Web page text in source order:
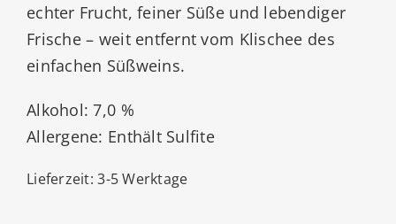
echter Frucht, feiner Süße und lebendiger
Frische – weit entfernt vom Klischee des
einfachen Süßweins.
Alkohol: 7,0 %
Allergene: Enthält Sulfite
Lieferzeit:3-5 Werktage